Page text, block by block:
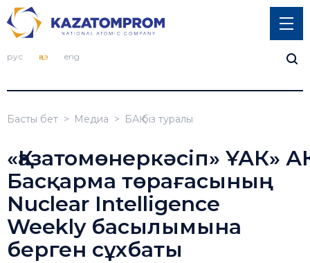
рус қаз eng
Басты бет Медиа БАҚ біз туралы
«Қазатомөнеркәсіп» ҰАК» АҚ
Басқарма төрағасының
Nuclear Intelligence
Weekly басылымына
берген сұхбаты